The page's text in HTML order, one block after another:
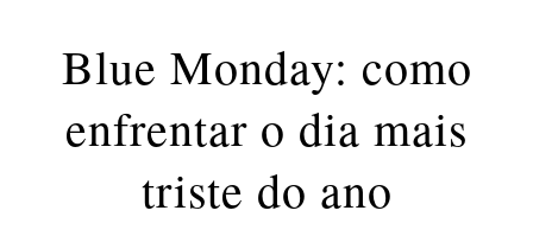
Blue Monday: como
enfrentar o dia mais
triste do ano